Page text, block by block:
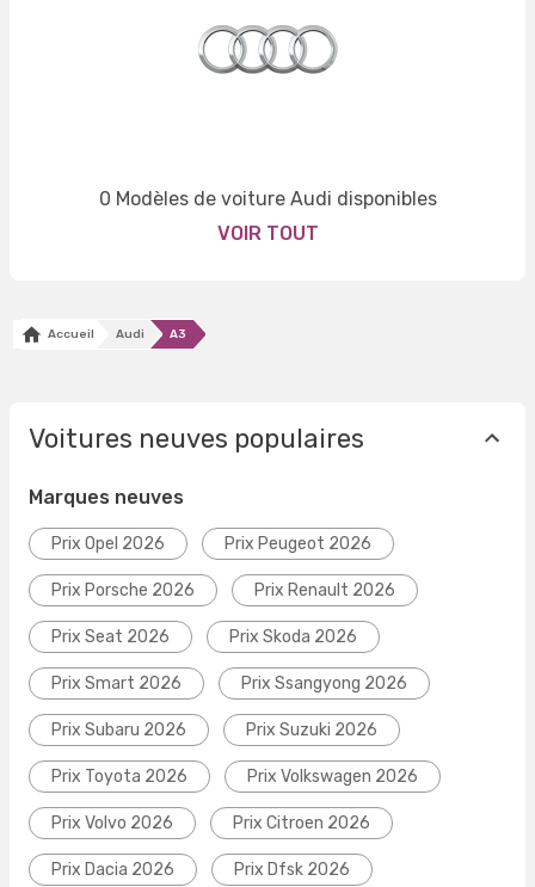
0 Modèles de voiture Audi disponibles
VOIR TOUT
Accueil Audi A3
Voitures neuves populaires
Marques neuves
Prix Opel 2026 Prix Peugeot 2026
Prix Porsche 2026 Prix Renault 2026
Prix Seat 2026 Prix Skoda 2026
Prix Smart 2026 Prix Ssangyong 2026
Prix Subaru 2026 Prix Suzuki 2026
Prix Toyota 2026 Prix Volkswagen 2026
Prix Volvo 2026 Prix Citroen 2026
Prix Dacia 2026 Prix Dfsk 2026